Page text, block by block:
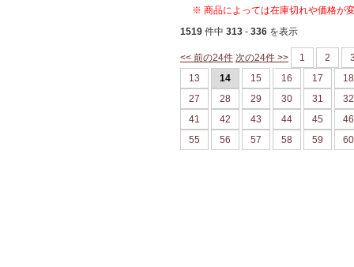
※ 商品によっては在庫切れや価格が
1519 件中 313 - 336 を表示
<< 前の24件 次の24件 >> 1 2
13
14 15 16 17
18
27
28 29 30 31
32
41
42 43 44 45
46
55
56 57 58 59 60